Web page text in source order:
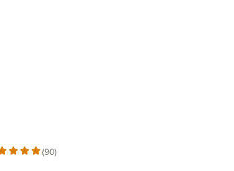
(90)